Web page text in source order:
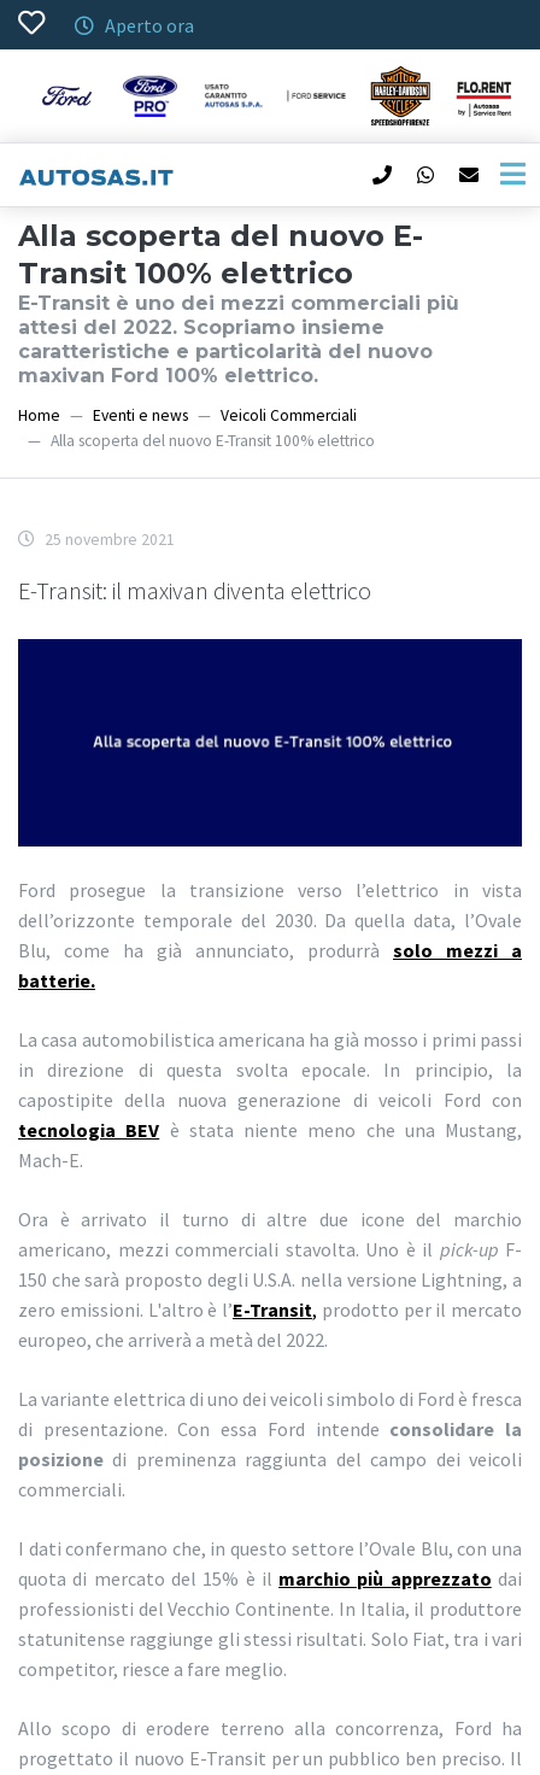
Aperto ora
Alla scoperta del nuovo E-
Transit 100% elettrico
E-Transit è uno dei mezzi commerciali più
attesi del 2022. Scopriamo insieme
caratteristiche e particolarità del nuovo
maxivan Ford 100% elettrico.
Home Eventi e news
Veicoli Commerciali
Alla scoperta del nuovo E-Transit 100% elettrico
25 novembre 2021
E-Transit: il maxivan diventa elettrico
Ford prosegue la transizione verso l’elettrico in vista
dell’orizzonte temporale del 2030. Da quella data, l’Ovale
Blu, come ha già annunciato, produrrà solo mezzi a
batterie.
La casa automobilistica americana ha già mosso i primi passi
in direzione di questa svolta epocale. In principio, la
capostipite della nuova generazione di veicoli Ford con
tecnologia BEV è stata niente meno che una Mustang,
Mach-E.
Ora è arrivato il turno di altre due icone del marchio
americano, mezzi commerciali stavolta. Uno è il pick-up F-
150 che sarà proposto degli U.S.A. nella versione Lightning, a
zero emissioni. L'altro è l’E-Transit, prodotto per il mercato
europeo, che arriverà a metà del 2022.
La variante elettrica di uno dei veicoli simbolo di Ford è fresca
di presentazione. Con essa Ford intende consolidare la
posizione di preminenza raggiunta del campo dei veicoli
commerciali.
I dati confermano che, in questo settore l’Ovale Blu, con una
quota di mercato del 15% è il marchio più apprezzato dai
professionisti del Vecchio Continente. In Italia, il produttore
statunitense raggiunge gli stessi risultati. Solo Fiat, tra i vari
competitor, riesce a fare meglio.
Allo scopo di erodere terreno alla concorrenza, Ford ha
progettato il nuovo E-Transit per un pubblico ben preciso. Il